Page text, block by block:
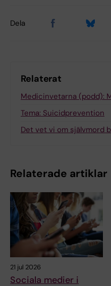
Dela
Relaterat
Medicinvetarna (podd):
Tema: Suicidprevention
Det vet vi om självmord
Relaterade artiklar
21 jul 2026
Sociala medier i